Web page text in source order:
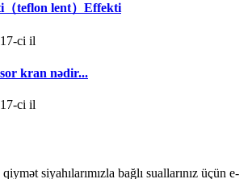
teflon lent）Effekti
ci il
kran nədir...
ci il
siyahılarımızla bağlı suallarınız üçün e-